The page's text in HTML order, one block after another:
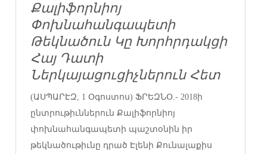
Քալիֆորնիոյ
Փոխնահանգապետի
Թեկնածուն Կը Խորհրդակցի
Հայ Դատի
Ներկայացուցիչներուն Հետ
(ԱՍՊԱՐԷԶ, 1 Օգոստոս) ՖՐԵԶՆՕ.- 2018ի
ընտրութիւններուն Քալիֆորնիոյ
փոխնահանգապետի պաշտօնին իր
թեկնածութիւնը դրած Էլենի Քունալաքիս